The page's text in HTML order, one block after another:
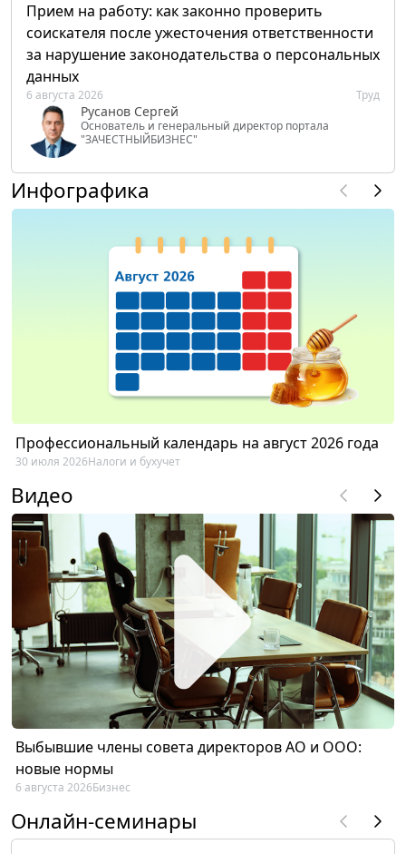
Прием на работу: как законно проверить
соискателя после ужесточения ответственности
за нарушение законодательства о персональных
данных
6 августа 2026 Труд
Русанов Сергей
Основатель и генеральный директор портала
"ЗАЧЕСТНЫЙБИЗНЕС"
Инфографика
Профессиональный календарь на август 2026 года
30 июля 2026Налоги и бухучет
Видео
Выбывшие члены совета директоров АО и ООО:
новые нормы
6 августа 2026Бизнес
Онлайн-семинары